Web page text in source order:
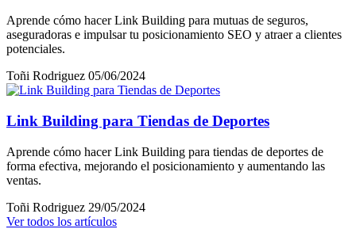
Aprende cómo hacer Link Building para mutuas de seguros,
aseguradoras e impulsar tu posicionamiento SEO y atraer a clientes
potenciales.
Toñi Rodriguez 05/06/2024
Link Building para Tiendas de Deportes
Aprende cómo hacer Link Building para tiendas de deportes de
forma efectiva, mejorando el posicionamiento y aumentando las
ventas.
Toñi Rodriguez 29/05/2024
Ver todos los artículos